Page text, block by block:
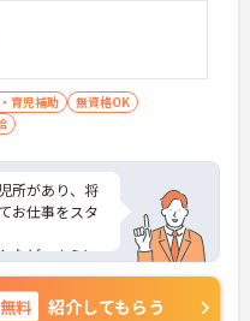
育児補助
無資格OK
所があり、将
お仕事をスタ
など、さらに
ご相談くださ
無料 紹介してもらう